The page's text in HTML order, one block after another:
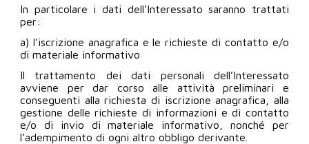
In particolare i dati dell’Interessato saranno trattati
per:
a) l’iscrizione anagrafica e le richieste di contatto e/o
di materiale informativo
Il trattamento dei dati personali dell’Interessato
avviene per dar corso alle attività preliminari e
conseguenti alla richiesta di iscrizione anagrafica, alla
gestione delle richieste di informazioni e di contatto
e/o di invio di materiale informativo, nonché per
l’adempimento di ogni altro obbligo derivante.